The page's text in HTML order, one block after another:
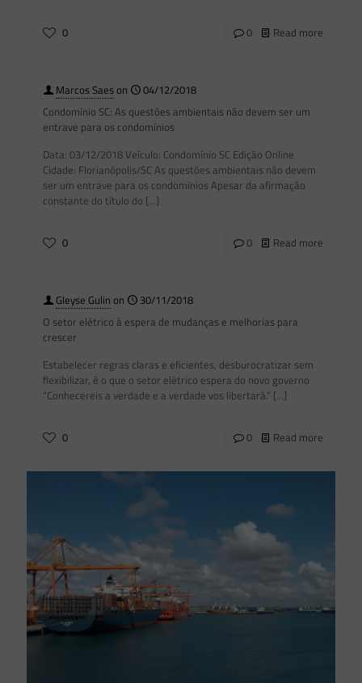
0 0 Read more
Marcos Saeson
04/12/2018
Condomínio SC: As questões ambientais não devem ser um
entrave para os condomínios
Data: 03/12/2018 Veículo: Condomínio SC Edição Online
Cidade: Florianópolis/SC As questões ambientais não devem
ser um entrave para os condomínios Apesar da afirmação
constante do título do […]
0 0 Read more
Gleyse Gulin on
30/11/2018
O setor elétrico à espera de mudanças e melhorias para
crescer
Estabelecer regras claras e eficientes, desburocratizar sem
flexibilizar, é o que o setor elétrico espera do novo governo
“Conhecereis a verdade e a verdade vos libertará.” […]
0 0 Read more